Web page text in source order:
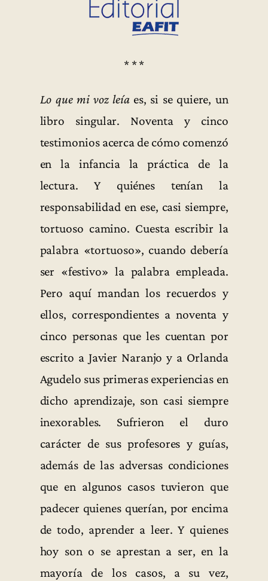
* * *
Lo que mi voz leíaes, si se quiere, un
libro singular. Noventa y cinco
testimonios acerca de cómo comenzó
en la infancia la práctica de la
lectura. Y quiénes tenían la
responsabilidad en ese, casi siempre,
tortuoso camino. Cuesta escribir la
palabra «tortuoso», cuando debería
ser «festivo» la palabra empleada.
Pero aquí mandan los recuerdos y
ellos, correspondientes a noventa y
cinco personas que les cuentan por
escrito a Javier Naranjo y a Orlanda
Agudelo sus primeras experiencias en
dicho aprendizaje, son casi siempre
inexorables. Sufrieron el duro
carácter de sus profesores y guías,
además de las adversas condiciones
que en algunos casos tuvieron que
padecer quienes querían, por encima
de todo, aprender a leer. Y quienes
hoy son o se aprestan a ser, en la
mayoría de los casos, a su vez,